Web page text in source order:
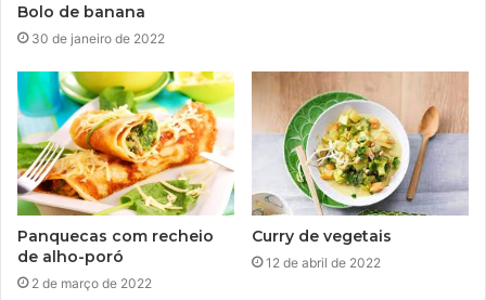
Bolo de banana
30 de janeiro de 2022
Panquecas com recheio
de alho-poró
2 de março de 2022
Curry de vegetais
12 de abril de 2022